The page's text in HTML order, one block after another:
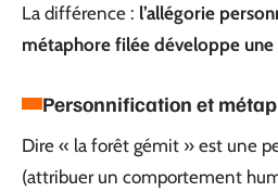
La différence : l’allégorie
métaphore filée développe une
Personnification et
Dire « la forêt gémit » est une
(attribuer un comportement